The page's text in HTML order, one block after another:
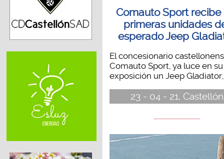
Comauto Sport recibe
primeras unidades
esperado Jeep
El concesionario
Comauto Sport, ya luce en su
exposición un Jeep
23 - 04 - 21, Castellón